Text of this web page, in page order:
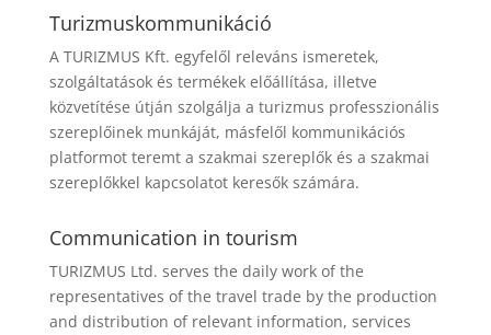
Turizmuskommunikáció
A TURIZMUS Kft. egyfelől releváns ismeretek,
szolgáltatások és termékek előállítása, illetve
közvetítése útján szolgálja a turizmus professzionális
szereplőinek munkáját, másfelől kommunikációs
platformot teremt a szakmai szereplők és a szakmai
szereplőkkel kapcsolatot keresők számára.
Communication in tourism
TURIZMUS Ltd. serves the daily work of the
representatives of the travel trade by the production
and distribution of relevant information, services